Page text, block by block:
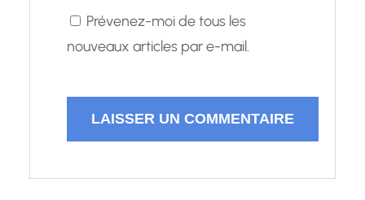
Prévenez-moi de tous les
nouveaux articles par e-mail.